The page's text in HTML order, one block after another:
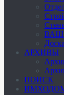
ВАШ
АРХИВЫ
ПОИСК